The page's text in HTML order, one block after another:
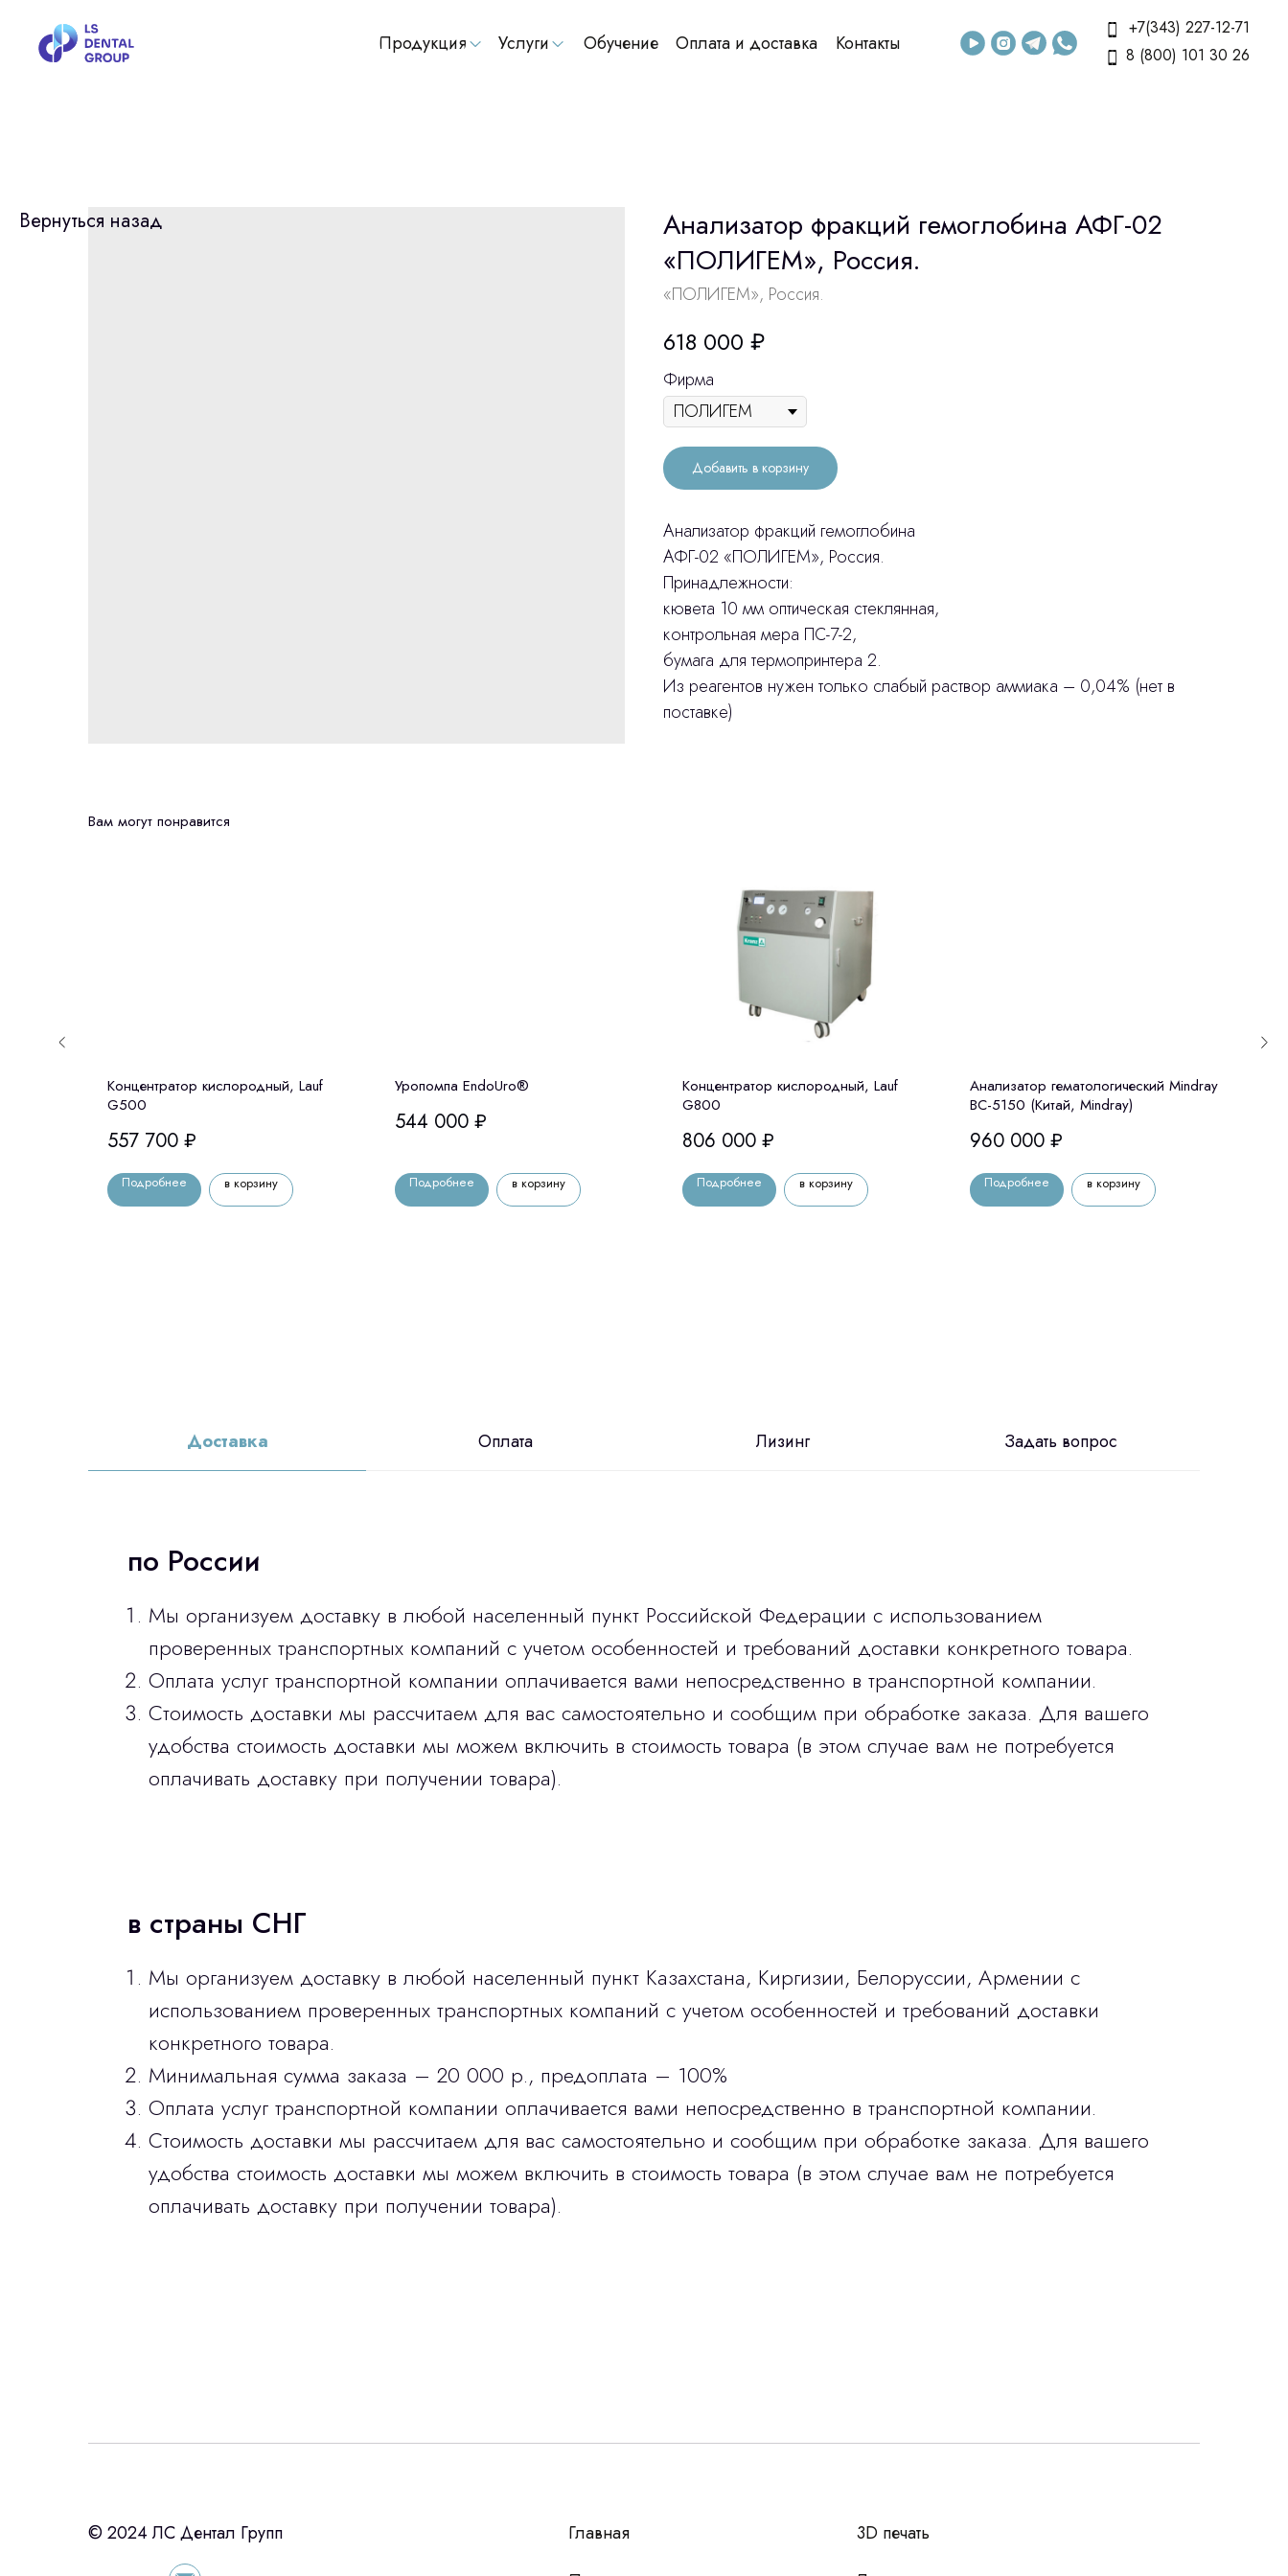
Обучение
Продукция Услуги Оплата и доставка Контакты
+7(343) 227-12-71
8 (800) 101 30 26
Вернуться назад
Анализатор фракций гемоглобина АФГ-02
«ПОЛИГЕМ», Россия.
«ПОЛИГЕМ», Россия.
618 000 ₽
Фирма
Добавить в корзину
Анализатор фракций гемоглобина
АФГ-02 «ПОЛИГЕМ», Россия.
Принадлежности:
кювета 10 мм оптическая стеклянная,
контрольная мера ПС-7-2,
бумага для термопринтера 2.
Из реагентов нужен только слабый раствор аммиака – 0,04% (нет в
поставке)
Вам могут понравится
Концентратор кислородный, Lauf
G500
557 700 ₽
Подробнее в корзину
Уропомпа EndoUro®
544 000 ₽
Подробнее в корзину
Концентратор кислородный, Lauf
G800
806 000 ₽
Подробнее в корзину
Анализатор гематологический Mindray
BC-5150 (Китай, Mindray)
960 000 ₽
Подробнее в корзину
Доставка Оплата Лизинг Задать вопрос
по России
Мы организуем доставку в любой населенный пункт Российской Федерации с использованием
проверенных транспортных компаний с учетом особенностей и требований доставки конкретного товара.
Оплата услуг транспортной компании оплачивается вами непосредственно в транспортной компании.
Стоимость доставки мы рассчитаем для вас самостоятельно и сообщим при обработке заказа. Для вашего
удобства стоимость доставки мы можем включить в стоимость товара (в этом случае вам не потребуется
оплачивать доставку при получении товара).
в страны СНГ
Мы организуем доставку в любой населенный пункт Казахстана, Киргизии, Белоруссии, Армении с
использованием проверенных транспортных компаний с учетом особенностей и требований доставки
конкретного товара.
Минимальная сумма заказа – 20 000 р., предоплата – 100%
Оплата услуг транспортной компании оплачивается вами непосредственно в транспортной компании.
Стоимость доставки мы рассчитаем для вас самостоятельно и сообщим при обработке заказа. Для вашего
удобства стоимость доставки мы можем включить в стоимость товара (в этом случае вам не потребуется
оплачивать доставку при получении товара).
Остались вопросы
Интересует лизинг?
с помощью нашего партнера ООО «Уралпромлизинг»
подберем выгодные условия по лизингу
© 2024 ЛС Дентал Групп
Главная
3D печать